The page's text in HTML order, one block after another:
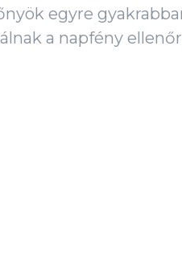
egyre
a napfény